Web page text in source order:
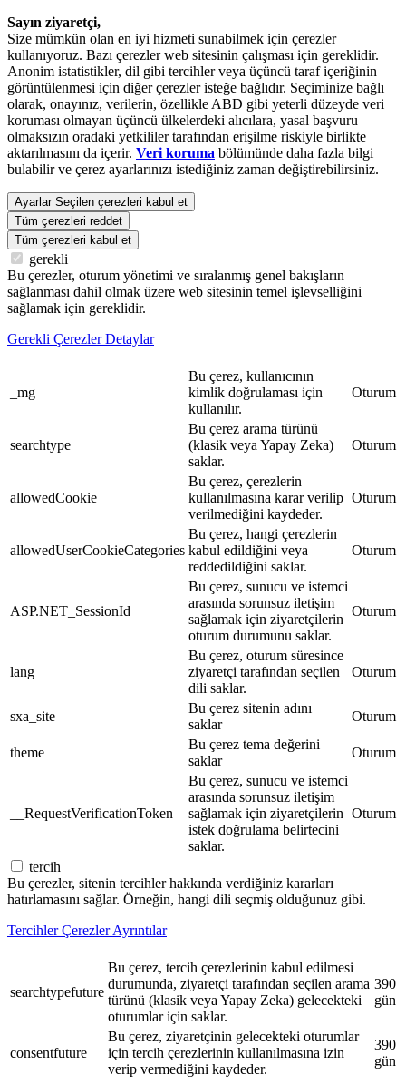
Sayın ziyaretçi,
Size mümkün olan en iyi hizmeti sunabilmek için çerezler
kullanıyoruz. Bazı çerezler web sitesinin çalışması için gereklidir.
Anonim istatistikler, dil gibi tercihler veya üçüncü taraf içeriğinin
görüntülenmesi için diğer çerezler isteğe bağlıdır. Seçiminize bağlı
olarak, onayınız, verilerin, özellikle ABD gibi yeterli düzeyde veri
koruması olmayan üçüncü ülkelerdeki alıcılara, yasal başvuru
olmaksızın oradaki yetkililer tarafından erişilme riskiyle birlikte
aktarılmasını da içerir. Veri koruma bölümünde daha fazla bilgi
bulabilir ve çerez ayarlarınızı istediğiniz zaman değiştirebilirsiniz.
Ayarlar Seçilen çerezleri kabul et
Tüm çerezleri reddet
Tüm çerezleri kabul et
gerekli
Bu çerezler, oturum yönetimi ve sıralanmış genel bakışların
sağlanması dahil olmak üzere web sitesinin temel işlevselliğini
sağlamak için gereklidir.
Gerekli Çerezler Detaylar
_mg
Bu çerez, kullanıcının
kimlik doğrulaması için
kullanılır.
Oturum
searchtype
Bu çerez arama türünü
(klasik veya Yapay Zeka)
saklar.
Oturum
allowedCookie
Bu çerez, çerezlerin
kullanılmasına karar verilip
verilmediğini kaydeder.
Oturum
allowedUserCookieCategories
Bu çerez, hangi çerezlerin
kabul edildiğini veya
reddedildiğini saklar.
Oturum
ASP.NET_SessionId
Bu çerez, sunucu ve istemci
arasında sorunsuz iletişim
sağlamak için ziyaretçilerin
oturum durumunu saklar.
Oturum
lang
Bu çerez, oturum süresince
ziyaretçi tarafından seçilen
dili saklar.
Oturum
sxa_site
Bu çerez sitenin adını
saklar
Oturum
theme
Bu çerez tema değerini
saklar
Oturum
__RequestVerificationToken
Bu çerez, sunucu ve istemci
arasında sorunsuz iletişim
sağlamak için ziyaretçilerin
istek doğrulama belirtecini
saklar.
Oturum
tercih
Bu çerezler, sitenin tercihler hakkında verdiğiniz kararları
hatırlamasını sağlar. Örneğin, hangi dili seçmiş olduğunuz gibi.
Tercihler Çerezler Ayrıntılar
searchtypefuture
Bu çerez, tercih çerezlerinin kabul edilmesi
durumunda, ziyaretçi tarafından seçilen arama
türünü (klasik veya Yapay Zeka) gelecekteki
oturumlar için saklar.
390
gün
consentfuture
Bu çerez, ziyaretçinin gelecekteki oturumlar
için tercih çerezlerinin kullanılmasına izin
verip vermediğini kaydeder.
390
gün